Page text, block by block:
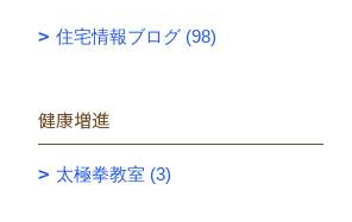
住宅情報ブログ (98)
健康増進
太極拳教室 (3)